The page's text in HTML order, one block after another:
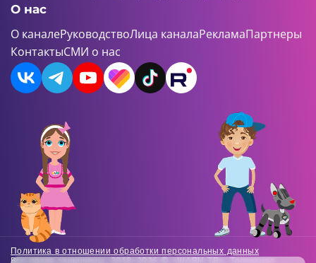
О нас
О каналеРуководствоЛица каналаРекламаПартнеры
КонтактыСМИ о нас
Политика в отношении обработки персональных данных
Все права защищены. 2018-2026 © «ШАЯН ТВ». Телеканал